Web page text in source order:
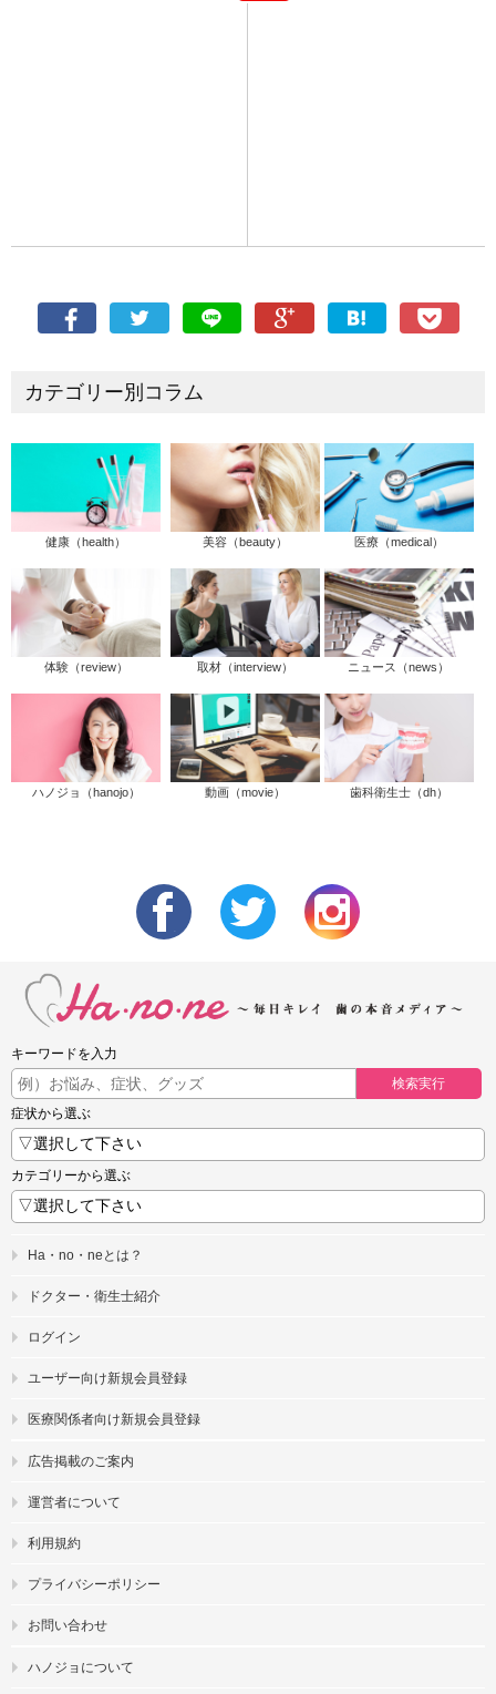
カテゴリー別コラム
健康（health） 美容（beauty） 医療（medical）
体験（review） 取材（interview） ニュース（news）
ハノジョ（hanojo） 動画（movie） 歯科衛生士（dh）
キーワードを入力
検索実行
症状から選ぶ
カテゴリーから選ぶ
Ha・no・neとは？
ドクター・衛生士紹介
ログイン
ユーザー向け新規会員登録
医療関係者向け新規会員登録
広告掲載のご案内
運営者について
利用規約
プライバシーポリシー
お問い合わせ
ハノジョについて